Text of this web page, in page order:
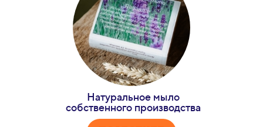
Натуральное мыло
собственного производства